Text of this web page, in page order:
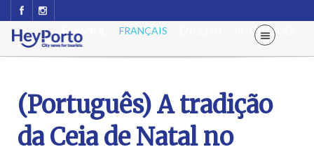
PORTUGUÊS
FRANÇAIS
ESPAÑOL
(Português) A tradição
da Ceia de Natal no